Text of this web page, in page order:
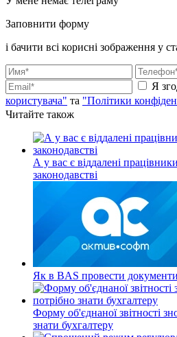
Заповнити форму
і бачити всі корисні зображення у
Я
користувача" та "Політики
Читайте також
А у вас є віддалені
законодавстві
Як в BAS провести
Форму об'єднаної звітності
знати бухгалтеру